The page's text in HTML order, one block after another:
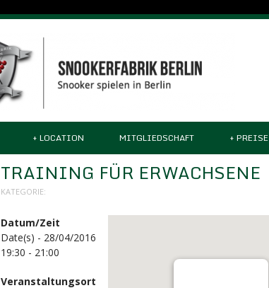
LOCATION
+ MITGLIEDSCHAFT PREISE
+
TRAINING FÜR ERWACHSENE
KATEGORIE:
Datum/Zeit
Date(s) - 28/04/2016
19:30 - 21:00
Veranstaltungsort